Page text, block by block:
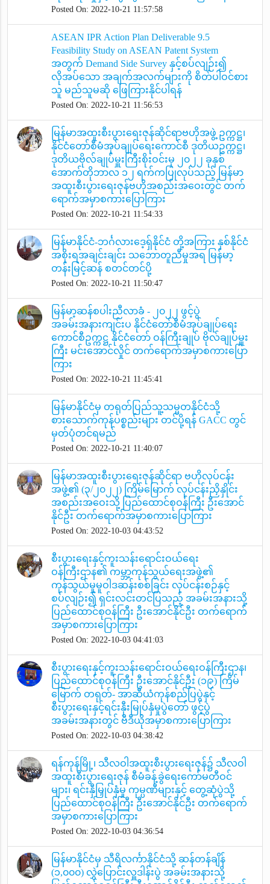
Posted On: 2022-10-21 11:57:58
ASEAN IPR Action Plan Deliverable 9.5
Feasibility Study on ASEAN Patent System
အတွက် Demand Side Survey နှင့်စပ်လျဉ်း၍
လိုအပ်သော အချက်အလက်များကို စိတ်ပါဝင်စား
သူ မည်သူမဆို ဖြေကြားနိုင်ပါရန်
Posted On: 2022-10-21 11:56:53
မြန်မာအထူးစီးပွားရေးဇုန်ဆိုင်ရာဗဟိုအဖွဲ့ ဥက္ကဋ္ဌ၊
နိုင်ငံတော်စီမံအုပ်ချုပ်ရေးကောင်စီ ဒုတိယဥက္ကဋ္ဌ၊
ဒုတိယဗိုလ်ချုပ်မှူးကြီးစိုးဝင်းမှ ၂၀၂၂ ခုနှစ်
အောက်တိုဘာလ ၁၂ ရက်ကပြုလုပ်သည့် မြန်မာ
အထူးစီးပွားရေးဇုန်ဗဟိုအစည်းအဝေးတွင် တက်
ရောက်အမှာစကားပြောကြား
Posted On: 2022-10-21 11:54:33
မြန်မာနိုင်ငံ-ဘင်္ဂလားဒေ့ရှ်နိုင်ငံ တို့အကြား နှစ်နိုင်ငံ
အစိုးရအချင်းချင်း သဘောတူညီမှုအရ မြန်မာ့
တန်းမြင့်ဆန် စတင်တင်ပို့
Posted On: 2022-10-21 11:50:47
မြန်မာ့ဆန်စပါးညီလာခံ - ၂၀၂၂ ဖွင့်ပွဲ
အခမ်းအနားကျင်းပ နိုင်ငံတော်စီမံအုပ်ချုပ်ရေး
ကောင်စီဥက္ကဋ္ဌ နိုင်ငံတော် ဝန်ကြီးချုပ် ဗိုလ်ချုပ်မှူး
ကြီး မင်းအောင်လှိုင် တက်ရောက်အမှာစကားပြော
ကြား
Posted On: 2022-10-21 11:45:41
မြန်မာနိုင်ငံမှ တရုတ်ပြည်သူ့သမ္မတနိုင်ငံသို့
စားသောက်ကုန်ပစ္စည်းများ တင်ပို့ရန် GACC တွင်
မှတ်ပုံတင်ရမည်
Posted On: 2022-10-21 11:40:07
မြန်မာအထူးစီးပွားရေးဇုန်ဆိုင်ရာ ဗဟိုလုပ်ငန်း
အဖွဲ့၏ (၃/၂၀၂၂) ကြိမ်မြောက် လုပ်ငန်းညှိနှိုင်း
အစည်းအဝေးသို့ ပြည်ထောင်စုဝန်ကြီး ဦးအောင်
နိုင်ဦး တက်ရောက်အမှာစကားပြောကြား
Posted On: 2022-10-03 04:43:52
စီးပွားရေးနှင့်ကူးသန်းရောင်းဝယ်ရေး
ဝန်ကြီးဌာန၏ ကမ္ဘာ့ကုန်သွယ်ရေးအဖွဲ့၏
ကုန်သွယ်မှုမူဝါဒဆန်းစစ်ခြင်း လုပ်ငန်းစဉ်နှင့်
စပ်လျဉ်း၍ ရှင်းလင်းတင်ပြသည့် အခမ်းအနားသို့
ပြည်ထောင်စုဝန်ကြီး ဦးအောင်နိုင်ဦး တက်ရောက်
အမှာစကားပြောကြား
Posted On: 2022-10-03 04:41:03
စီးပွားရေးနှင့်ကူးသန်းရောင်းဝယ်ရေးဝန်ကြီးဌာန၊
ပြည်ထောင်စုဝန်ကြီး ဦးအောင်နိုင်ဦး (၁၉) ကြိမ်
မြောက် တရုတ်- အာဆီယံကုန်စည်ပြပွဲနှင့်
စီးပွားရေးနှင့်ရင်းနှီးမြုပ်နှံမှုပွဲတော် ဖွင့်ပွဲ
အခမ်းအနားတွင် ဗီဒီယိုအမှာစကားပြောကြား
Posted On: 2022-10-03 04:38:42
ရန်ကုန်မြို့၊ သီလဝါအထူးစီးပွားရေးဇုန်၌ သီလဝါ
အထူးစီးပွားရေးဇုန် စီမံခန့်ခွဲရေးကော်မတီဝင်
များ၊ ရင်းနှီမြှုပ်နှံမှု ကုမ္ပဏီများနှင့် တွေ့ဆုံပွဲသို့
ပြည်ထောင်စုဝန်ကြီး ဦးအောင်နိုင်ဦး တက်ရောက်
အမှာစကားပြောကြား
Posted On: 2022-10-03 04:36:54
မြန်မာနိုင်ငံမှ သီရိလင်္ကာနိုင်ငံသို့ ဆန်တန်ချိန်
(၁,၀၀၀) လွှဲပြောင်းလှူဒါန်းပွဲ အခမ်းအနားသို့